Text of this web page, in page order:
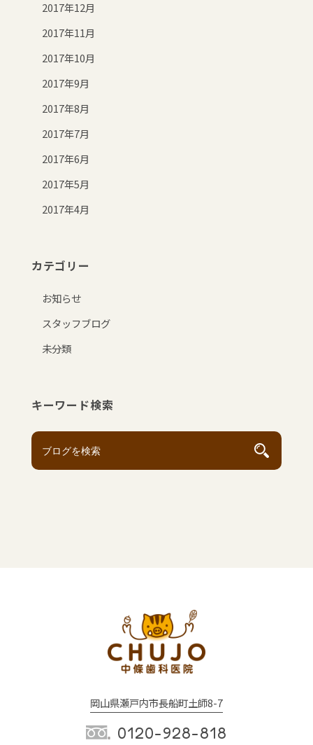
2017年12月
2017年11月
2017年10月
2017年9月
2017年8月
2017年7月
2017年6月
2017年5月
2017年4月
カテゴリー
お知らせ
スタッフブログ
未分類
キーワード検索
岡山県瀬戸内市長船町土師8-7
0120-928-818